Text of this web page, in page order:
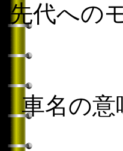
先代への
車名の意